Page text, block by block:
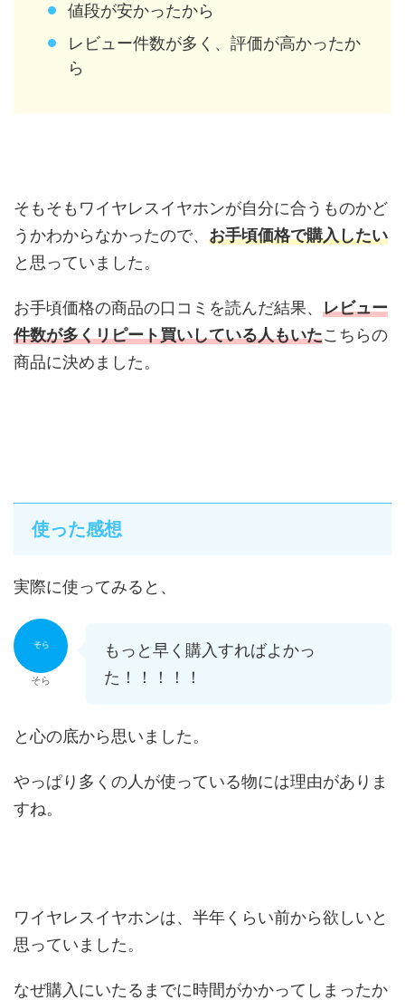
値段が安かったから
レビュー件数が多く、評価が高かったか
ら
そもそもワイヤレスイヤホンが自分に合うものかど
うかわからなかったので、 お手頃価格で購入したい
と思っていました。
お手頃価格の商品の口コミを読んだ結果、 レビュー
件数が多くリピート買いしている人もいたこちらの
商品に決めました。
使った感想
実際に使ってみると、
そら
もっと早く購入すればよかっ
た！！！！！
と心の底から思いました。
やっぱり多くの人が使っている物には理由がありま
すね。
ワイヤレスイヤホンは、半年くらい前から欲しいと
思っていました。
なぜ購入にいたるまでに時間がかかってしまったか